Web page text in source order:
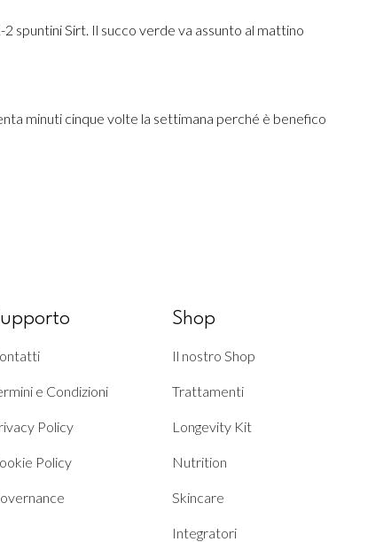
spuntini Sirt. Il succo verde va assunto al mattino
minuti cinque volte la settimana perché è benefico
e Condizioni
Policy
Policy
Shop
Il nostro Shop
Trattamenti
Longevity Kit
Nutrition
Skincare
Integratori